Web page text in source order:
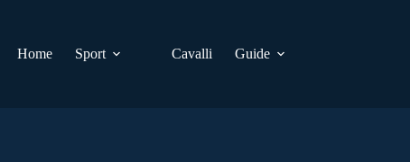
Home
Sport Cavalli Guide